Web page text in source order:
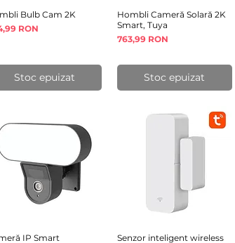
Afișare rapidă
Bulb Cam 2K
RON
Stoc epuizat
Afișare rapidă
Hombli Cameră Solară 2K
Smart, Tuya
Preț
763,99 RON
Stoc epuizat
Afișare rapidă
IP Smart
Afișare rapidă
Senzor inteligent wireless